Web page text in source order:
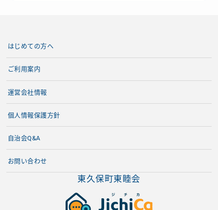
東久保町東睦会
はじめての方へ
ご利用案内
運営会社情報
個人情報保護方針
自治会Q&A
お問い合わせ